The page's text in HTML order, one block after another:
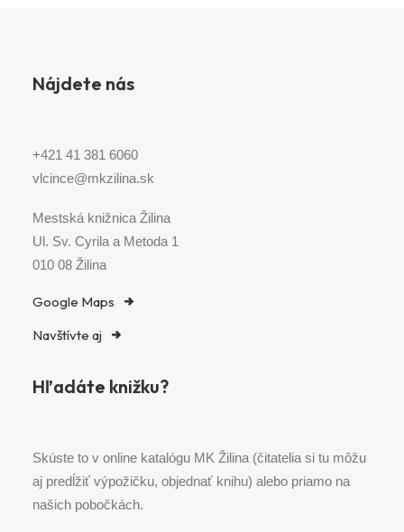
Nájdete nás
+421 41 381 6060
vlcince@mkzilina.sk
Mestská knižnica Žilina
Ul. Sv. Cyrila a Metoda 1
010 08 Žilina
Google Maps
Navštívte aj
Hľadáte knižku?
Skúste to v online katalógu MK Žilina (čitatelia si tu môžu
aj predĺžiť výpožičku, objednať knihu) alebo priamo na
našich pobočkách.